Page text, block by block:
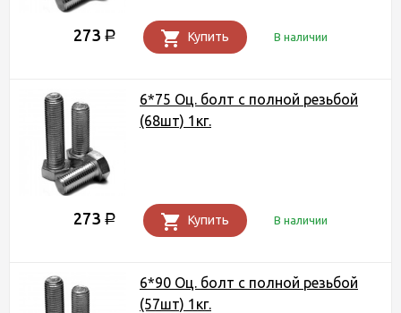
273 Р Купить В наличии
6*75 Оц. болт с полной резьбой
(68шт) 1кг.
273 Р Купить В наличии
6*90 Оц. болт с полной резьбой
(57шт) 1кг.